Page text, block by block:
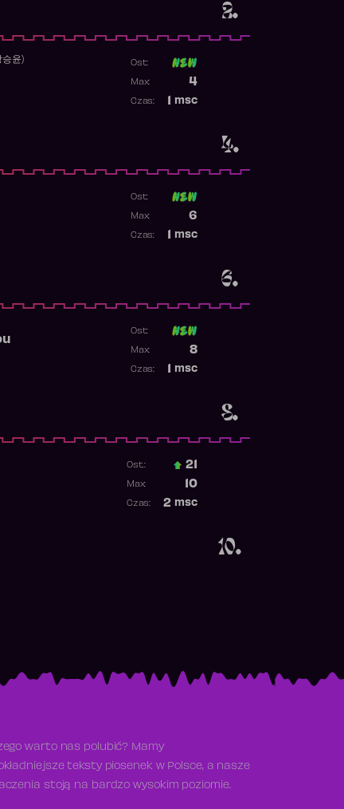
2.
4.
윤) Ost:
4
Max:
msc
Czas:
6.
Ost:
6
Max:
msc
Czas:
8.
Ost:
8
Max:
msc
Czas:
10.
Ost.: 21
10
Max:
2 msc
Czas:
warto nas polubić? Mamy
teksty piosenek w Polsce, a nasze
stoją na bardzo wysokim poziomie.